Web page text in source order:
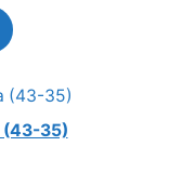
(43-35)